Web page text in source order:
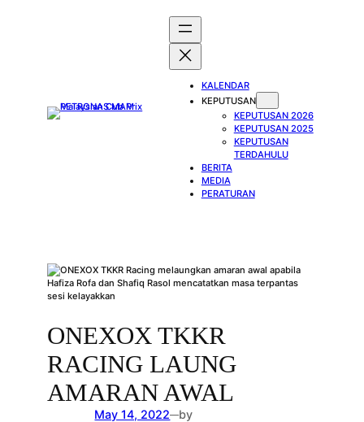
KALENDAR
KEPUTUSAN
KEPUTUSAN 2026
KEPUTUSAN 2025
KEPUTUSAN
TERDAHULU
BERITA
MEDIA
PERATURAN
ONEXOX TKKR
RACING LAUNG
AMARAN AWAL
May 14, 2022—by